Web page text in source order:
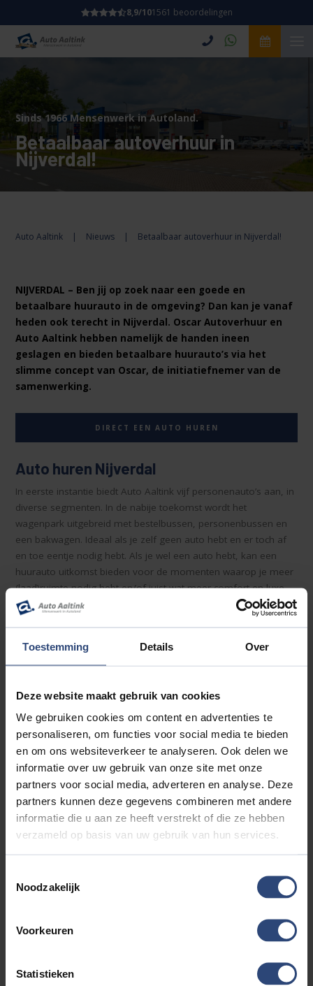
Toestemming Details Over
Deze website maakt gebruik van cookies
We gebruiken cookies om content en advertenties te
personaliseren, om functies voor social media te bieden
en om ons websiteverkeer te analyseren. Ook delen we
informatie over uw gebruik van onze site met onze
partners voor social media, adverteren en analyse. Deze
partners kunnen deze gegevens combineren met andere
informatie die u aan ze heeft verstrekt of die ze hebben
verzameld op basis van uw gebruik van hun services.
Noodzakelijk
Voorkeuren
Statistieken
8,9/101561 beoordelingen
Sinds 1966 Mensenwerk in Autoland.
Betaalbaar autoverhuur in
Nijverdal!
Auto Aaltink | Nieuws | Betaalbaar autoverhuur in Nijverdal!
NIJVERDAL – Ben jij op zoek naar een goede en
betaalbare huurauto in de omgeving? Dan kan je vanaf
heden ook terecht in Nijverdal. Oscar Autoverhuur en
Auto Aaltink hebben namelijk de handen ineen
geslagen en bieden betaalbare huurauto’s via het
slimme concept van Oscar, de initiatiefnemer van de
samenwerking.
DIRECT EEN AUTO HUREN
Auto huren Nijverdal
In eerste instantie biedt Auto Aaltink vijf personenauto’s aan, in
diverse segmenten. In de nabije toekomst wordt het
wagenpark uitgebreid met bestelbussen, personenbussen en
een bakwagen. Ideaal als je zelf geen auto hebt en er toch af
en toe eentje nodig hebt. Als je wel een auto hebt, kan een
huurauto uitkomst bieden voor de momenten waarop je meer
(laad)ruimte nodig hebt en/of juist wat meer comfort en luxe
nodig hebt voor een langere rit, bijvoorbeeld voor op vakantie.
Alles is mogelijk bij Auto Aaltink in Nijverdal.
Oscar Autoverhuur in Nijverdal
kort ook in Nederland heeft gevestigd. Het bedrijf is een
bovendien ook nog eens betaalbaar zijn. Oscar werkt volgens
een uniek concept dat door de Deense Kamer van Koophandel
al tweemaal werd geprezen met de “Best E-commerce Startup”-
prijs. Nog nooit eerder won een bedrijf deze prijs twee keer op
een rij. Dit zorgde ervoor dat Oscar snel kon groeien en dat er
nu ook in Nijverdal en omgeving goede en betaalbare
huurauto’s aangeboden kunnen worden.
Dat het concept van Oscar werkt, is duidelijk. Binnen enkele
vinden dan alle Sixt, Avis en Europcar kantoren bij elkaar. Door
zijn ongekende populariteit heeft het bedrijf zich razendsnel uit
kunnen breiden. En nu dus ook naar Auto Aaltink in Nijverdal.